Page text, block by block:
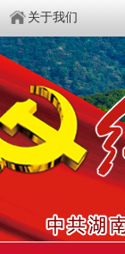
关于我们